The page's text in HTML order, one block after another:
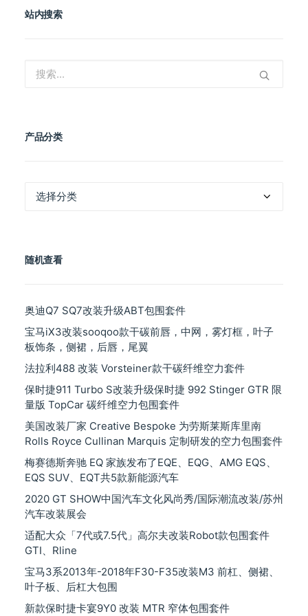
站内搜索
产品分类
随机查看
奥迪Q7 SQ7改装升级ABT包围套件
宝马iX3改装sooqoo款干碳前唇，中网，雾灯框，叶子
板饰条，侧裙，后唇，尾翼
法拉利488 改装 Vorsteiner款干碳纤维空力套件
保时捷911 Turbo S改装升级保时捷 992 Stinger GTR 限
量版 TopCar 碳纤维空力包围套件
美国改装厂家 Creative Bespoke 为劳斯莱斯库里南
Rolls Royce Cullinan Marquis 定制研发的空力包围套件
梅赛德斯奔驰 EQ 家族发布了EQE、EQG、AMG EQS、
EQS SUV、EQT共5款新能源汽车
2020 GT SHOW中国汽车文化风尚秀/国际潮流改装/苏州
汽车改装展会
适配大众「7代或7.5代」高尔夫改装Robot款包围套件
GTI、Rline
宝马3系2013年-2018年F30-F35改装M3 前杠、侧裙、
叶子板、后杠大包围
新款保时捷卡宴9Y0 改装 MTR 窄体包围套件